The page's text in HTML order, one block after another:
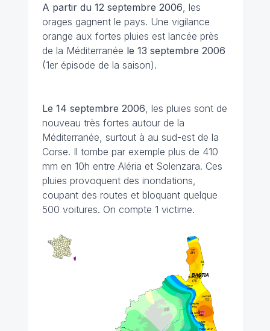
A partir du 12 septembre 2006 , les
orages gagnent le pays. Une vigilance
orange aux fortes pluies est lancée près
de la Méditerranée le 13 septembre 2006
(1er épisode de la saison).
Le 14 septembre 2006 , les pluies sont de
nouveau très fortes autour de la
Méditerranée, surtout à au sud-est de la
Corse. Il tombe par exemple plus de 410
mm en 10h entre Aléria et Solenzara. Ces
pluies provoquent des inondations,
coupant des routes et bloquant quelque
500 voitures. On compte 1 victime.